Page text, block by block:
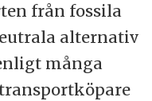
från fossila
alternativ
många